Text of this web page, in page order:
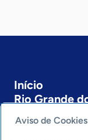
Início
Rio Grande
Sobre a ASN
Últimas
Aviso de Cookies